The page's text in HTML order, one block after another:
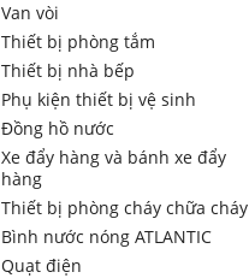
Van vòi
Thiết bị phòng tắm
Thiết bị nhà bếp
Phụ kiện thiết bị vệ sinh
Đồng hồ nước
Xe đẩy hàng và bánh xe đẩy
hàng
Thiết bị phòng cháy chữa cháy
Bình nước nóng ATLANTIC
Quạt điện